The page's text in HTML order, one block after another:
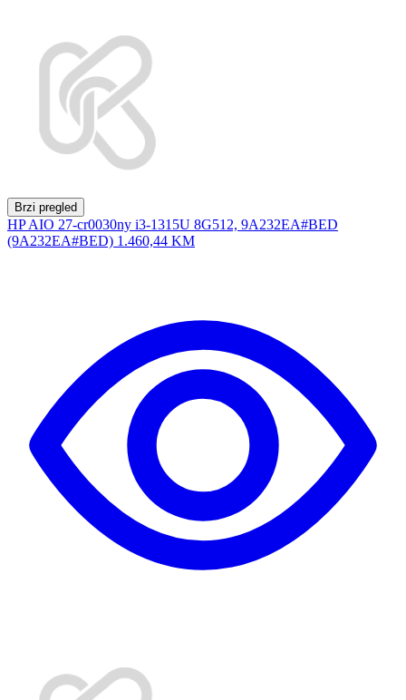
Brzi pregled
HP AIO 27-cr0030ny i3-1315U 8G512, 9A232EA#BED
(9A232EA#BED) 1.460,44 KM